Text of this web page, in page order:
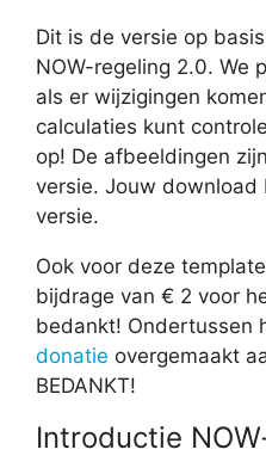
Dit is de versie op
NOW-regeling 2.0. We
als er wijzigingen
calculaties kunt
op! De afbeeldingen
versie. Jouw
versie.
Ook voor deze
bijdrage van € 2 voor
bedankt! Ondertussen
donatie overgemaakt
BEDANKT!
Introductie